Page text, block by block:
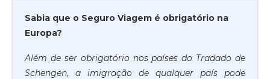
Sabia que o Seguro Viagem é obrigatório na
Europa?
Além de ser obrigatório nos países do Tradado de
Schengen, a imigração de qualquer país pode